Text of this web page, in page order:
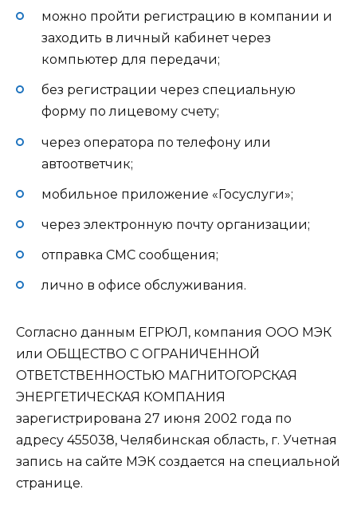
можно пройти регистрацию в компании и
заходить в личный кабинет через
компьютер для передачи;
без регистрации через специальную
форму по лицевому счету;
через оператора по телефону или
автоответчик;
мобильное приложение «Госуслуги»;
через электронную почту организации;
отправка СМС сообщения;
лично в офисе обслуживания.
Согласно данным ЕГРЮЛ, компания ООО МЭК
или ОБЩЕСТВО С ОГРАНИЧЕННОЙ
ОТВЕТСТВЕННОСТЬЮ МАГНИТОГОРСКАЯ
ЭНЕРГЕТИЧЕСКАЯ КОМПАНИЯ
зарегистрирована 27 июня 2002 года по
адресу 455038, Челябинская область, г. Учетная
запись на сайте МЭК создается на специальной
странице.